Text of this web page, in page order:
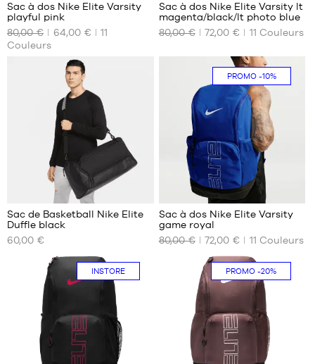
NOS
TAILLES
DISPONIBLES
Sac à dos Nike Elite Varsity
playful pink
80,00 €
64,00 €
11
Couleurs
NOS
TAILLES
unique
Sac à dos Nike Elite Varsity lt
magenta/black/lt photo blue
80,00 €
72,00 € 11 Couleurs
NOS
TAILLES
DISPONIBLES
Taille
unique
Sac de Basketball Nike Elite
Duffle black
60,00 €
PROMO -10%
NOS
TAILLES
DISPONIBLES
unique
143
Sac à dos Nike Elite Varsity
game royal
80,00 €
72,00 € 11 Couleurs
INSTORE PROMO -20%